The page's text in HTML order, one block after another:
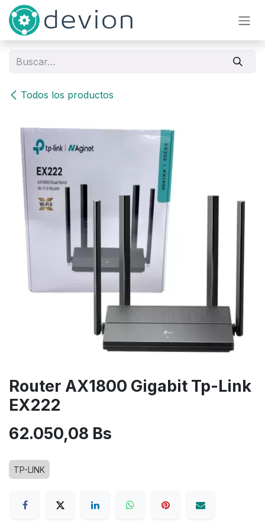
Ir al contenido
Todos los productos
Router AX1800 Gigabit Tp-Link
EX222
62.050,08 Bs
TP-LINK